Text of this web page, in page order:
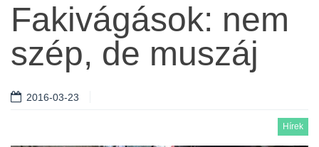
Fakivágások: nem
szép, de muszáj
2016-03-23
Hírek